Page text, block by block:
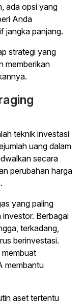
ada opsi yang
Anda
jangka panjang.
strategi yang
memberikan
teknik investasi
uang dalam
secara
perubahan harga
yang paling
investor. Berbagai
terkadang,
berinvestasi.
membuat
membantu
aset tertentu